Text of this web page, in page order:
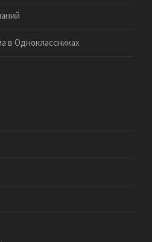
в Одноклассниках